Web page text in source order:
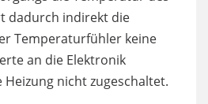
dadurch indirekt die
Temperaturfühler keine
an die Elektronik
nicht zugeschaltet.